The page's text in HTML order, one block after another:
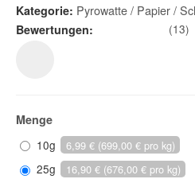
Kategorie: Pyrowatte / Papier /
Bewertungen: (13)
Menge
10g
6,99 € (699,00 € pro kg)
25g 16,90 € (676,00 € pro kg)